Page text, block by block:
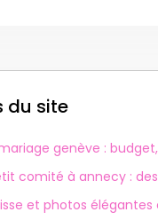
du site
genève :
comité à annecy :
et photos élégantes